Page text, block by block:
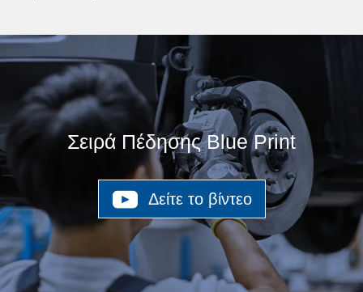
Σειρά Πέδησης Blue Print
Δείτε το βίντεο